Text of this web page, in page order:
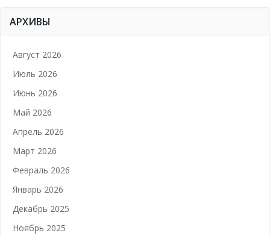
АРХИВЫ
Август 2026
Июль 2026
Июнь 2026
Май 2026
Апрель 2026
Март 2026
Февраль 2026
Январь 2026
Декабрь 2025
Ноябрь 2025